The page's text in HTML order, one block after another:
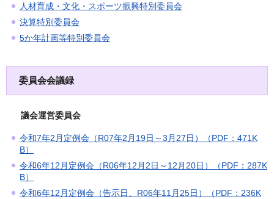
人材育成・文化・スポーツ振興特別委員会
決算特別委員会
5か年計画等特別委員会
委員会会議録
議会運営委員会
令和7年2月定例会（R07年2月19日～3月27日）（PDF：471K
B）
令和6年12月定例会（R06年12月2日～12月20日）（PDF：287K
B）
令和6年12月定例会（告示日、R06年11月25日）（PDF：236K